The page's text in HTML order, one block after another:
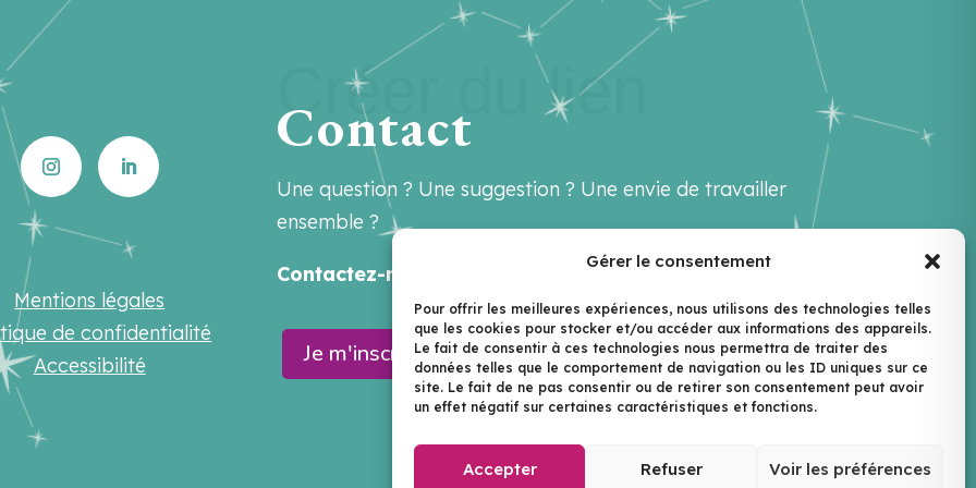
Gérer le consentement
Pour offrir les meilleures expériences, nous utilisons des technologies telles
que les cookies pour stocker et/ou accéder aux informations des appareils.
Le fait de consentir à ces technologies nous permettra de traiter des
données telles que le comportement de navigation ou les ID uniques sur ce
site. Le fait de ne pas consentir ou de retirer son consentement peut avoir
un effet négatif sur certaines caractéristiques et fonctions.
Accepter Refuser Voir les préférences
Mentions légales
de confidentialité
Accessibilité
Créer du lien
Contact
Une question ? Une suggestion ? Une envie de travailler
ensemble ?
Contactez-nous sur hello@lenextlevel.org
Je m'inscris à la newsletter
Le Next Level | ©2026